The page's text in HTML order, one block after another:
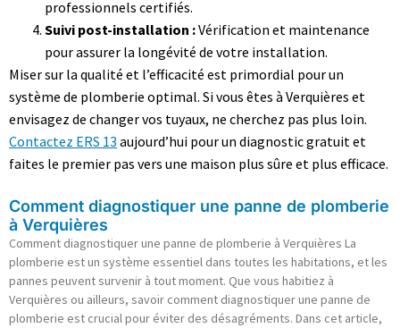
professionnels certifiés.
Suivi post-installation :Vérification et maintenance
pour assurer la longévité de votre installation.
Miser sur la qualité et l’efficacité est primordial pour un
système de plomberie optimal. Si vous êtes à Verquières et
envisagez de changer vos tuyaux, ne cherchez pas plus loin.
Contactez ERS 13 aujourd’hui pour un diagnostic gratuit et
faites le premier pas vers une maison plus sûre et plus efficace.
Comment diagnostiquer une panne de plomberie
à Verquières
Comment diagnostiquer une panne de plomberie à Verquières La
plomberie est un système essentiel dans toutes les habitations, et les
pannes peuvent survenir à tout moment. Que vous habitiez à
Verquières ou ailleurs, savoir comment diagnostiquer une panne de
plomberie est crucial pour éviter des désagréments. Dans cet article,